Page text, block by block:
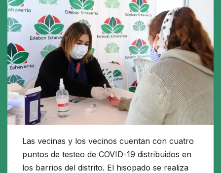
Las vecinas y los vecinos cuentan con cuatro
puntos de testeo de COVID-19 distribuidos en
los barrios del distrito. El hisopado se realiza